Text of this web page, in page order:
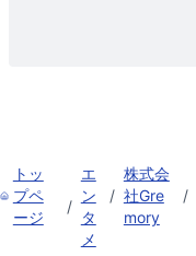
トッ
プペ
ージ
/
エ
ン
タ
メ
/
株式会
社Gre
mory
/